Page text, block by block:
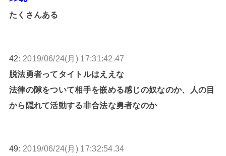
たくさんある
42: 2019/06/24(月) 17:31:42.47
脱法勇者ってタイトルはええな
法律の隙をついて相手を嵌める感じの奴なのか、人の目
から隠れて活動する非合法な勇者なのか
49: 2019/06/24(月) 17:32:54.34